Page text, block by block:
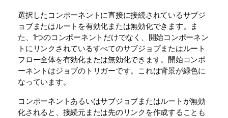
選択したコンポーネントに直接に接続されているサブジ
ョブまたはルートを有効化または無効化できます。ま
た、1つのコンポーネントだけでなく、開始コンポーネン
トにリンクされているすべてのサブジョブまたはルート
フロー全体を有効化または無効化できます。開始コンポ
ーネントはジョブのトリガーです。これは背景が緑色に
なっています。
コンポーネントあるいはサブジョブまたはルートが無効
化されると、接続元または先のリンクを作成することも